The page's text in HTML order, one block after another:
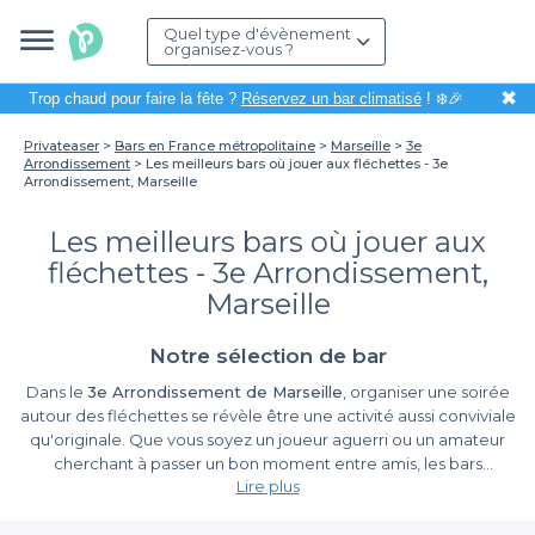
Quel type d'évènement
organisez-vous ?
Trop chaud pour faire la fête ? Réservez un bar climatisé! ❄️🎉 ✖
Privateaser Bars en France métropolitaine Marseille
3e
Arrondissement
Les meilleurs bars où jouer aux fléchettes - 3e
Arrondissement, Marseille
Les meilleurs bars où jouer aux
fléchettes - 3e Arrondissement,
Marseille
Notre sélection de bar
Dans le 3e Arrondissement de Marseille , organiser une soirée
autour des fléchettes se révèle être une activité aussi conviviale
qu'originale. Que vous soyez un joueur aguerri ou un amateur
cherchant à passer un bon moment entre amis, les bars
spécialisés dans les fléchettes vous offrent un cadre idéal pour
Lire plus